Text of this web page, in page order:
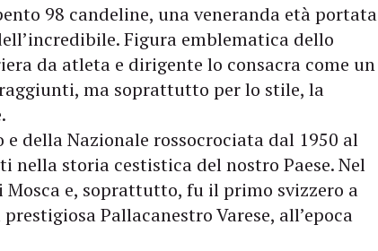
98 candeline, una veneranda età portata
Figura emblematica dello
da atleta e dirigente lo consacra come un
ma soprattutto per lo stile, la
della Nazionale rossocrociata dal 1950 al
storia cestistica del nostro Paese. Nel
e, soprattutto, fu il primo svizzero a
Pallacanestro Varese, all’epoca